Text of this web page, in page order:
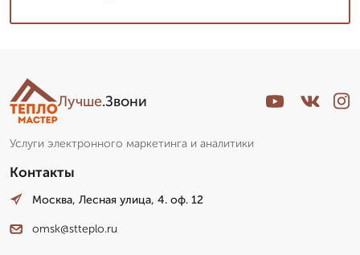
Лучше.Звони
Услуги электронного маркетинга и аналитики
Контакты
Москва, Лесная улица, 4. оф. 12
omsk@stteplo.ru